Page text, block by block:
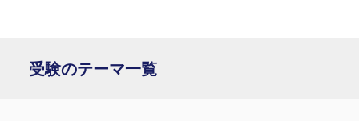
受験のテーマ一覧